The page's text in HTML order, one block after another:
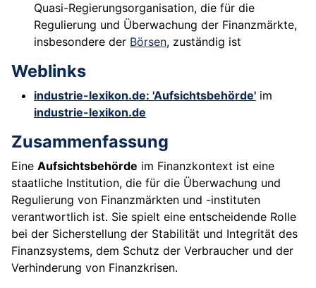
Quasi-Regierungsorganisation, die für die
Regulierung und Überwachung der Finanzmärkte,
insbesondere der Börsen, zuständig ist
Weblinks
industrie-lexikon.de: 'Aufsichtsbehörde' im
industrie-lexikon.de
Zusammenfassung
Eine Aufsichtsbehörde im Finanzkontext ist eine
staatliche Institution, die für die Überwachung und
Regulierung von Finanzmärkten und -instituten
verantwortlich ist. Sie spielt eine entscheidende Rolle
bei der Sicherstellung der Stabilität und Integrität des
Finanzsystems, dem Schutz der Verbraucher und der
Verhinderung von Finanzkrisen.